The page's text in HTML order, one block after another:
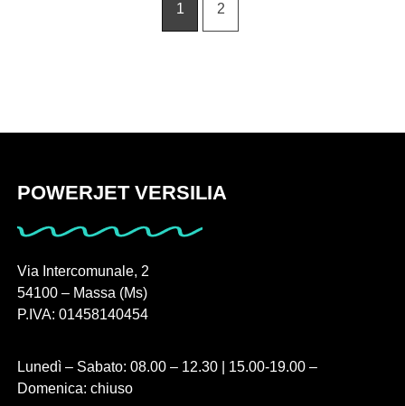
1 2
POWERJET VERSILIA
Via Intercomunale, 2
54100 – Massa (Ms)
P.IVA: 01458140454
Lunedì – Sabato: 08.00 – 12.30 | 15.00-19.00 –
Domenica: chiuso